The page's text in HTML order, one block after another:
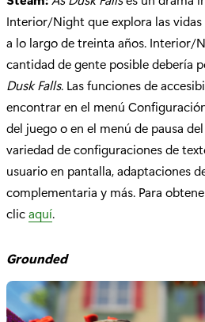
Interior/Night que explora las vidas
a lo largo de treinta años. Interior/
cantidad de gente posible debería
Dusk Falls. Las funciones de
encontrar en el menú
del juego o en el menú de pausa
variedad de configuraciones de
usuario en pantalla, adaptaciones
complementaria y más. Para
clicaquí.
Grounded